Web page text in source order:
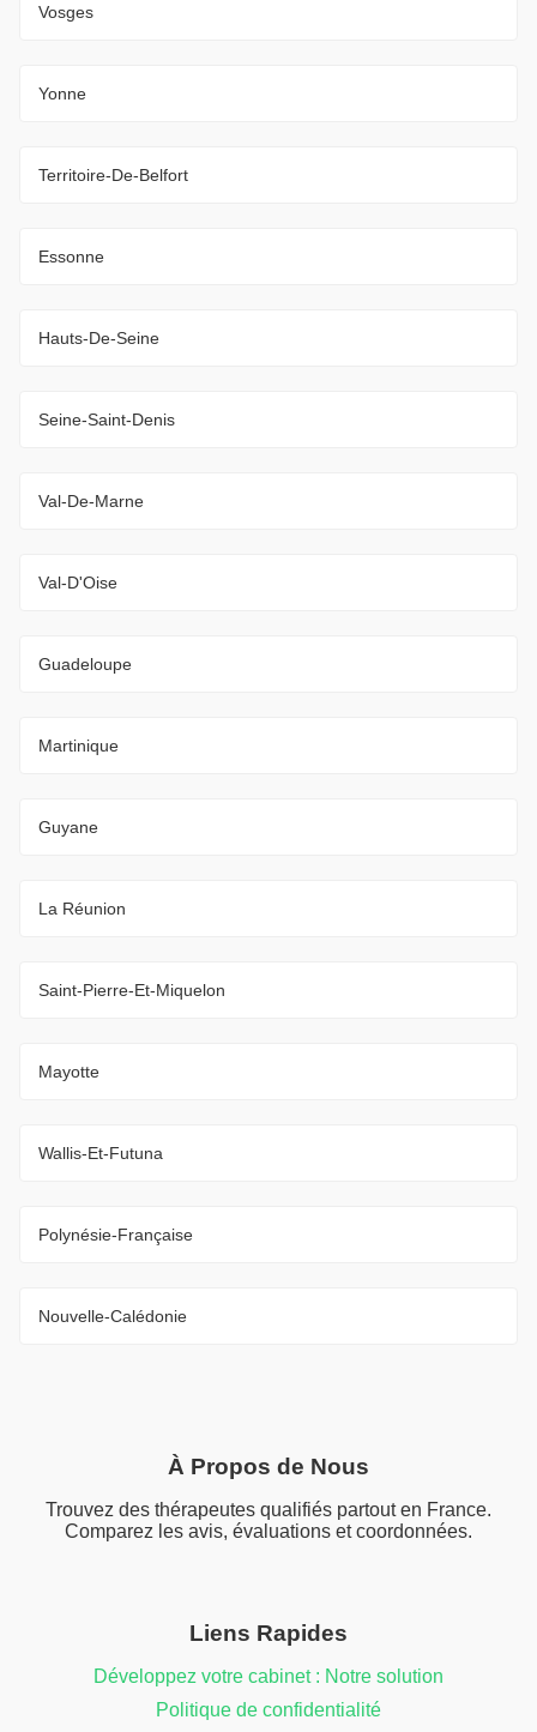
Vosges
Yonne
Territoire-De-Belfort
Essonne
Hauts-De-Seine
Seine-Saint-Denis
Val-De-Marne
Val-D'Oise
Guadeloupe
Martinique
Guyane
La Réunion
Saint-Pierre-Et-Miquelon
Mayotte
Wallis-Et-Futuna
Polynésie-Française
Nouvelle-Calédonie
À Propos de Nous
Trouvez des thérapeutes qualifiés partout en France.
Comparez les avis, évaluations et coordonnées.
Liens Rapides
Développez votre cabinet : Notre solution
Politique de confidentialité